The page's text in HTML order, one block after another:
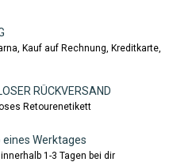
Kauf auf Rechnung, Kreditkarte,
RÜCKVERSAND
Retourenetikett
Werktages
1-3 Tagen bei dir